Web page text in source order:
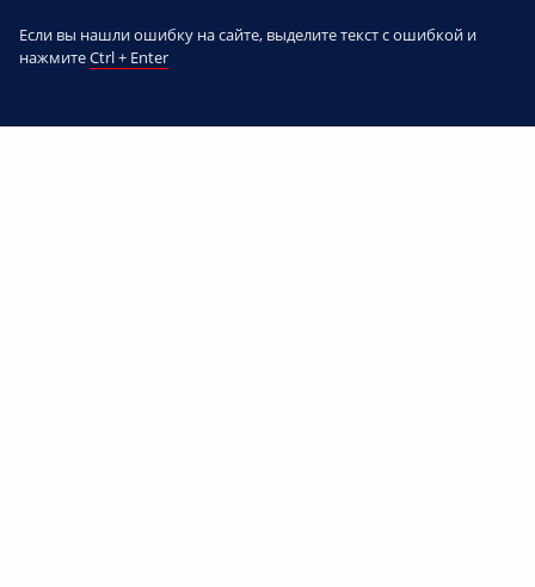
Если вы нашли ошибку на сайте, выделите текст с ошибкой и
нажмитеCtrl + Enter